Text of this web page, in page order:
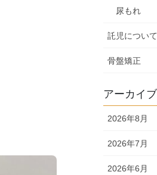
尿もれ
託児について
骨盤矯正
アーカイブ
2026年8月
2026年7月
2026年6月